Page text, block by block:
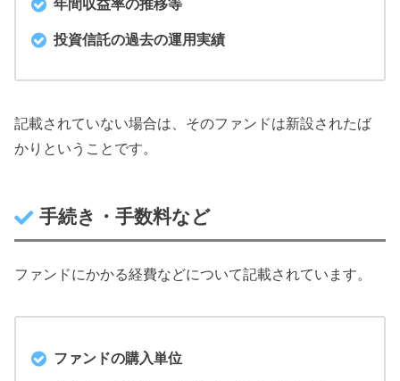
投資信託の過去の運用実績
記載されていない場合は、そのファンドは新設されたば
かりということです。
手続き・手数料など
ファンドにかかる経費などについて記載されています。
ファンドの購入単位